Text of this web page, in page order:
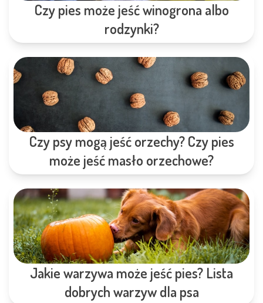
Czy pies może jeść winogrona albo
rodzynki?
Czy psy mogą jeść orzechy? Czy pies
może jeść masło orzechowe?
Jakie warzywa może jeść pies? Lista
dobrych warzyw dla psa